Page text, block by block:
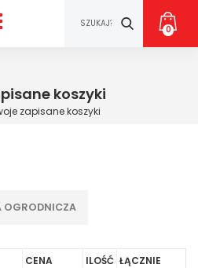
0
koszyki
zapisane koszyki
OGRODNICZA
CENA ILOŚĆ ŁĄCZNIE